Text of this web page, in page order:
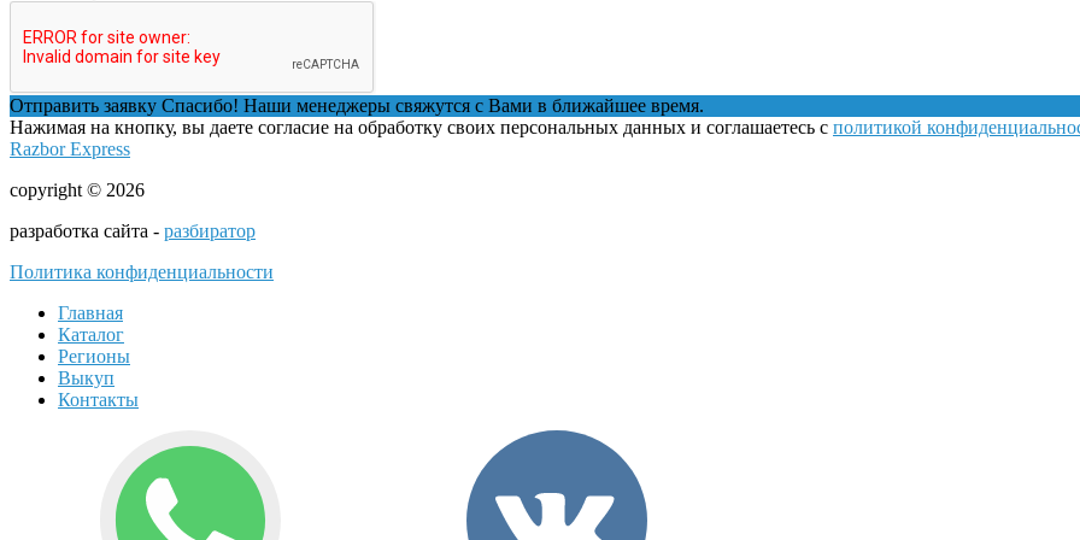
Отправить заявку Спасибо! Наши менеджеры свяжутся с Вами в ближайшее время.
Нажимая на кнопку, вы даете согласие на обработку своих персональных данных и соглашаетесь с политикой
Razbor Express
copyright © 2026
разработка сайта - разбиратор
Политика конфиденциальности
Главная
Каталог
Регионы
Выкуп
Контакты